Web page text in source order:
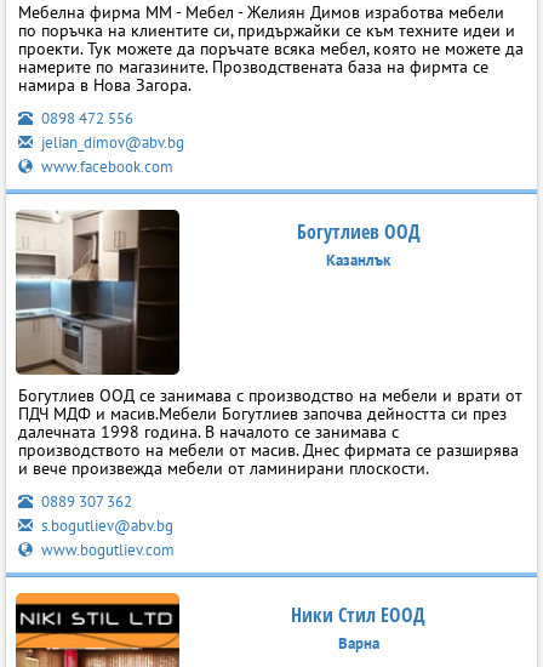
Мебелна фирма ММ - Мебел - Желиян Димов изработва мебели
по поръчка на клиентите си, придържайки се към техните идеи и
проекти. Тук можете да поръчате всяка мебел, която не можете да
намерите по магазините. Прозводствената база на фирмта се
намира в Нова Загора.
0898 472 556
jelian_dimov@abv.bg
www.facebook.com
Богутлиев ООД
Казанлък
Богутлиев ООД се занимава с производство на мебели и врати от
ПДЧ МДФ и масив.Мебели Богутлиев започва дейността си през
далечната 1998 година. В началото се занимава с
производството на мебели от масив. Днес фирмата се разширява
и вече произвежда мебели от ламинирани плоскости.
0889 307 362
s.bogutliev@abv.bg
www.bogutliev.com
Ники Стил ЕООД
Варна